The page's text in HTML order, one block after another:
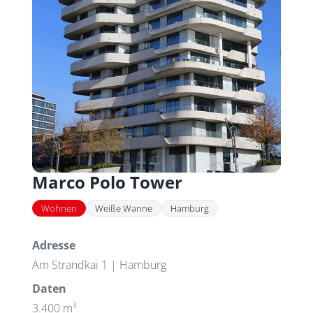
Marco Polo Tower
Wohnen Weiße Wanne Hamburg
Adresse
Am Strandkai 1 | Hamburg
Daten
3.400 m³